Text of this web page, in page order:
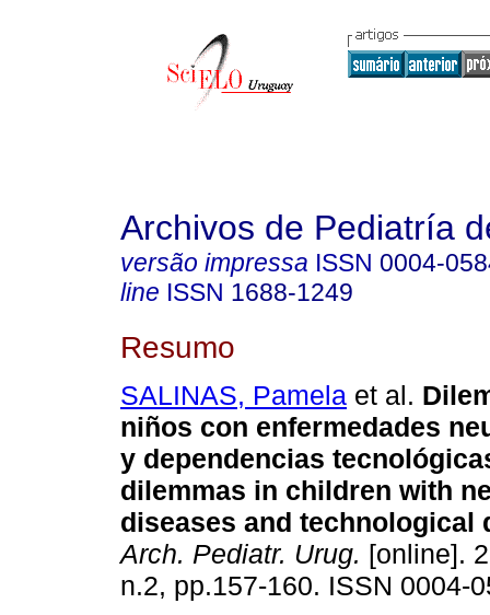
Archivos de Pediatría
versão impressa ISSN 0004-
line ISSN 1688-1249
Resumo
SALINAS, Pamela et al.
niños con enfermedades
y dependencias
dilemmas in children with
diseases and technological
Arch. Pediatr. Urug. [online].
n.2, pp.157-160. ISSN 0004-